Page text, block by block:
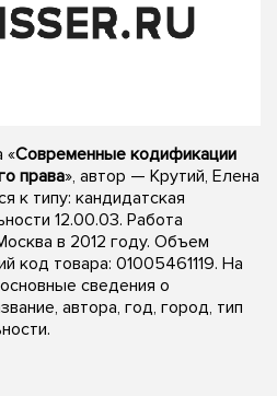
«Современные кодификации
права», автор — Крутий, Елена
к типу: кандидатская
12.00.03. Работа
в 2012 году. Объем
код товара: 01005461119. На
сведения о
автора, год, город, тип